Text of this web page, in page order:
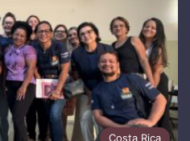
Costa Rica